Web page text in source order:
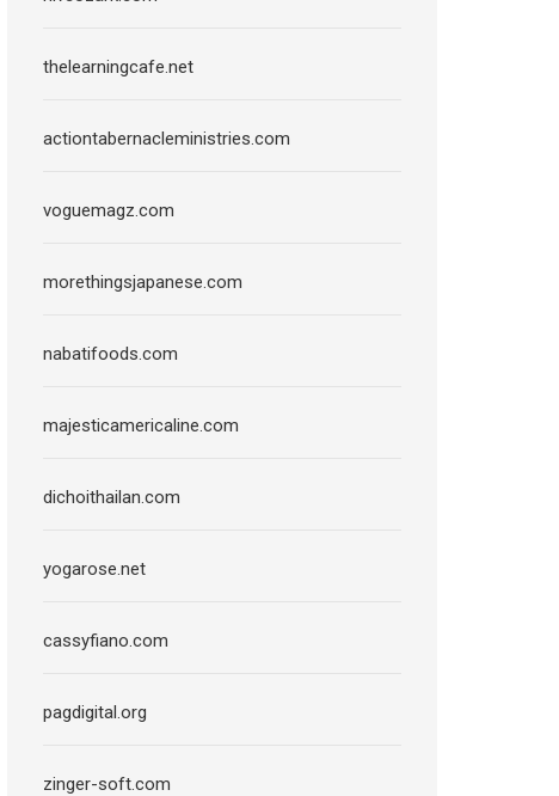
thelearningcafe.net
actiontabernacleministries.com
voguemagz.com
morethingsjapanese.com
nabatifoods.com
majesticamericaline.com
dichoithailan.com
yogarose.net
cassyfiano.com
pagdigital.org
zinger-soft.com